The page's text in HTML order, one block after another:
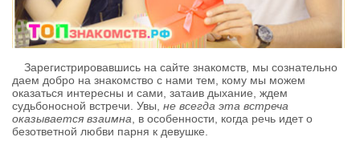
Зарегистрировавшись на сайте знакомств, мы сознательно
даем добро на знакомство с нами тем, кому мы можем
оказаться интересны и сами, затаив дыхание, ждем
судьбоносной встречи. Увы, не всегда эта встреча
оказывается взаимна, в особенности, когда речь идет о
безответной любви парня к девушке.